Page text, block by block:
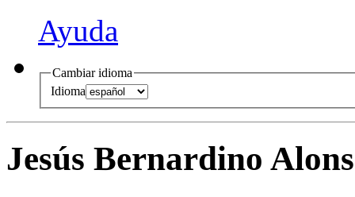
Ayuda
Cambiar idioma
Idioma
Jesús Bernardino